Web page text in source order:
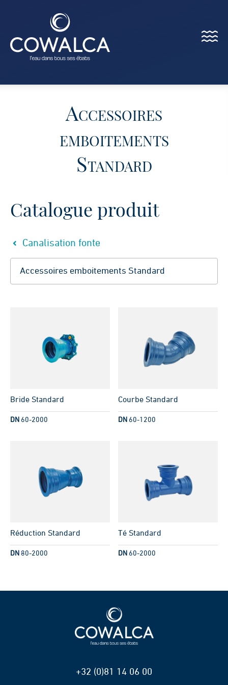
Menu
Accessoires
emboitements
Standard
Catalogue produit
Canalisation fonte
Bride Standard
DN 60-2000
Courbe Standard
DN 60-1200
Réduction Standard
DN 80-2000
Té Standard
DN 60-2000
+32 (0)81 14 06 00